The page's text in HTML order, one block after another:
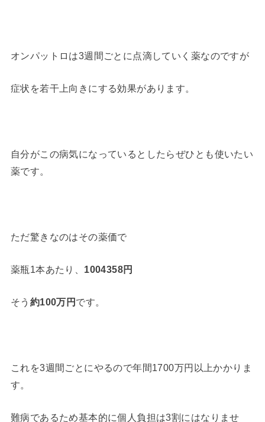
オンパットロは3週間ごとに点滴していく薬なのですが
症状を若干上向きにする効果があります。
自分がこの病気になっているとしたらぜひとも使いたい
薬です。
ただ驚きなのはその薬価で
薬瓶1本あたり、 1004358円
そう 約100万円 です。
これを3週間ごとにやるので年間1700万円以上かかりま
す。
難病であるため基本的に個人負担は3割にはなりませ